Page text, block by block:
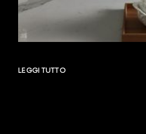
LEGGI TUTTO